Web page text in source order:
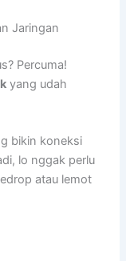
Jaringan
Percuma!
yang udah
bikin koneksi
lo nggak perlu
atau lemot